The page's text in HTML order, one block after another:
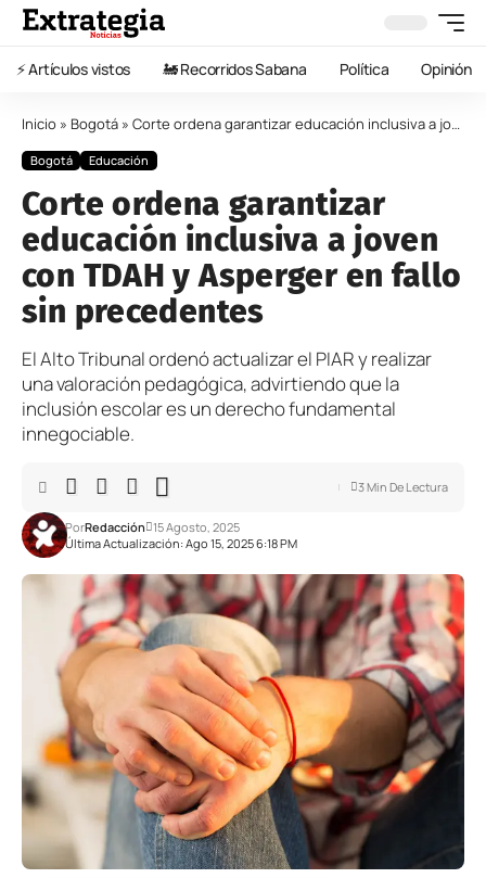
⚡️ Artículos vistos 🚂 Recorridos Sabana Política Opinión
Inicio » Bogotá » Corte ordena garantizar educación inclusiva a joven con TDAH y Asperger en fallo sin precedentes
Bogotá Educación
Corte ordena garantizar
educación inclusiva a joven
con TDAH y Asperger en fallo
sin precedentes
El Alto Tribunal ordenó actualizar el PIAR y realizar
una valoración pedagógica, advirtiendo que la
inclusión escolar es un derecho fundamental
innegociable.
Última Actualización: Ago 15, 2025 6:18 PM
PorRedacción 15 Agosto, 2025
3 Min De Lectura